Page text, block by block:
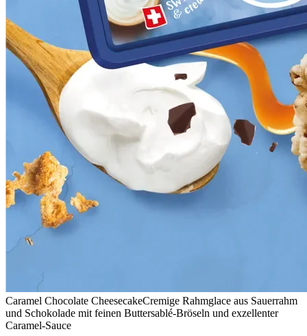
Caramel Chocolate CheesecakeCremige Rahmglace aus Sauerrahm
und Schokolade mit feinen Buttersablé-Bröseln und exzellenter
Caramel-Sauce